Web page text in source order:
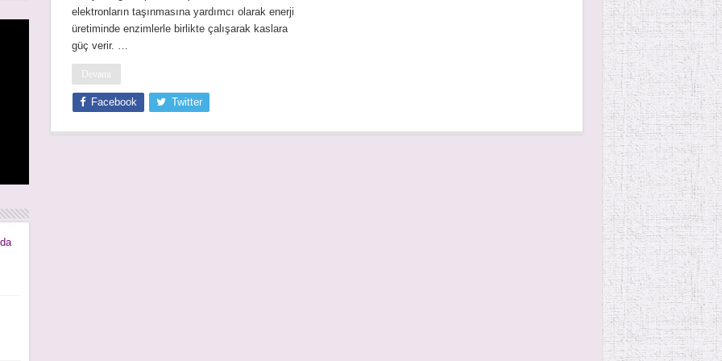
elektronların taşınmasına yardımcı olarak enerji
üretiminde enzimlerle birlikte çalışarak kaslara
güç verir. …
Devamı
Facebook Twitter